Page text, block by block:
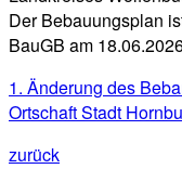
Der Bebauungsplan
BauGB am
1. Änderung des
Ortschaft Stadt
zurück